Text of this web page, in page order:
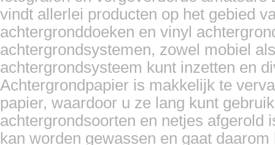
Linkstar Achtergronddoek met pri...
Prijs:
€ 87,95
Details
vindt allerlei producten op het gebied
achtergronddoeken en vinyl
achtergrondsystemen, zowel mobiel
achtergrondsysteem kunt inzetten en
Achtergrondpapier is makkelijk te
papier, waardoor u ze lang kunt
achtergrondsoorten en netjes afgerold
kan worden gewassen en gaat